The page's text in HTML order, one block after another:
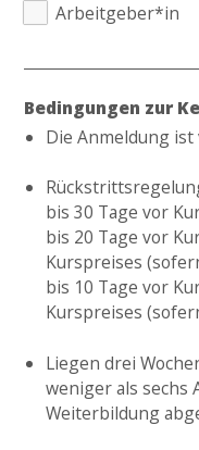
Arbeitgeber*in
Bedingungen zur
Die Anmeldung
bis 30 Tage vor
bis 20 Tage vor
Kurspreises
bis 10 Tage vor
Kurspreises
Liegen drei
weniger als sechs
Weiterbildung